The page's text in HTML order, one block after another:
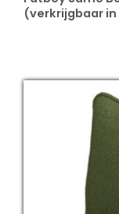
(verkrijgbaar in